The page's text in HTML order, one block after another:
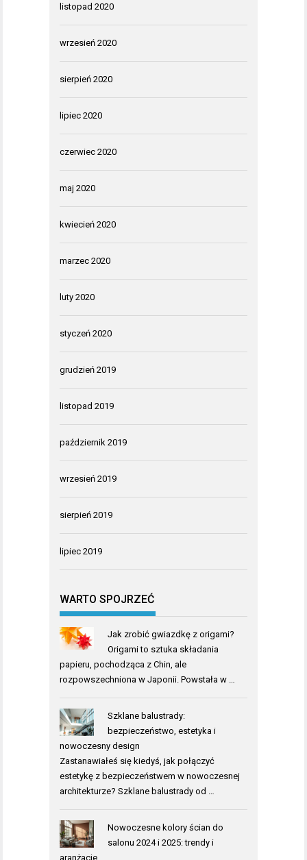
listopad 2020
wrzesień 2020
sierpień 2020
lipiec 2020
czerwiec 2020
maj 2020
kwiecień 2020
marzec 2020
luty 2020
styczeń 2020
grudzień 2019
listopad 2019
październik 2019
wrzesień 2019
sierpień 2019
lipiec 2019
WARTO SPOJRZEĆ
Jak zrobić gwiazdkę z origami?
Origami to sztuka składania
papieru, pochodząca z Chin, ale
rozpowszechniona w Japonii. Powstała w …
Szklane balustrady:
bezpieczeństwo, estetyka i
nowoczesny design
Zastanawiałeś się kiedyś, jak połączyć
estetykę z bezpieczeństwem w nowoczesnej
architekturze? Szklane balustrady od …
Nowoczesne kolory ścian do
salonu 2024 i 2025: trendy i
aranżacje